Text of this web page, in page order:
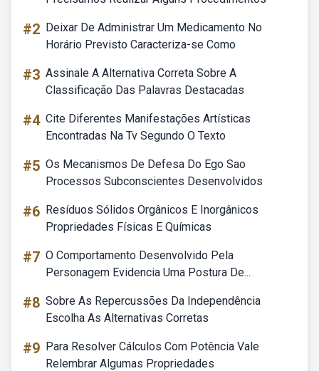
#2 Deixar De Administrar Um Medicamento No
Horário Previsto Caracteriza-se Como
#3 Assinale A Alternativa Correta Sobre A
Classificação Das Palavras Destacadas
#4 Cite Diferentes Manifestações Artísticas
Encontradas Na Tv Segundo O Texto
#5 Os Mecanismos De Defesa Do Ego Sao
Processos Subconscientes Desenvolvidos
#6 Resíduos Sólidos Orgânicos E Inorgânicos
Propriedades Físicas E Químicas
#7 O Comportamento Desenvolvido Pela
Personagem Evidencia Uma Postura De...
#8 Sobre As Repercussões Da Independência
Escolha As Alternativas Corretas
#9 Para Resolver Cálculos Com Potência Vale
Relembrar Algumas Propriedades